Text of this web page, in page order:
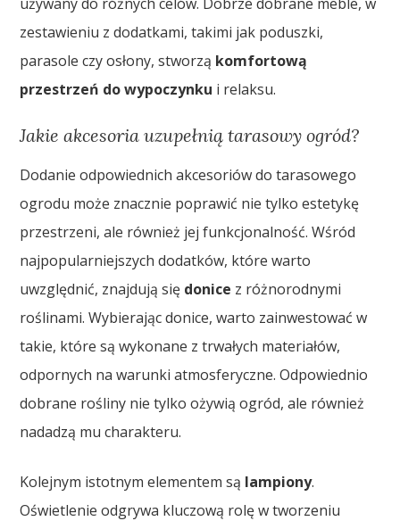
zestawieniu z dodatkami, takimi jak poduszki,
parasole czy osłony, stworzą komfortową
przestrzeń do wypoczynku i relaksu.
Jakie akcesoria uzupełnią tarasowy ogród?
Dodanie odpowiednich akcesoriów do tarasowego
ogrodu może znacznie poprawić nie tylko estetykę
przestrzeni, ale również jej funkcjonalność. Wśród
najpopularniejszych dodatków, które warto
uwzględnić, znajdują się donice z różnorodnymi
roślinami. Wybierając donice, warto zainwestować w
takie, które są wykonane z trwałych materiałów,
odpornych na warunki atmosferyczne. Odpowiednio
dobrane rośliny nie tylko ożywią ogród, ale również
nadadzą mu charakteru.
Kolejnym istotnym elementem są lampiony.
Oświetlenie odgrywa kluczową rolę w tworzeniu